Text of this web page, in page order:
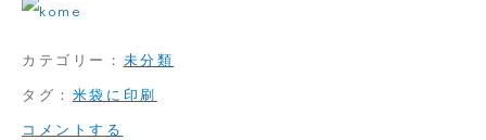
カテゴリー： 未分類
タグ： 米袋に印刷
コメントする